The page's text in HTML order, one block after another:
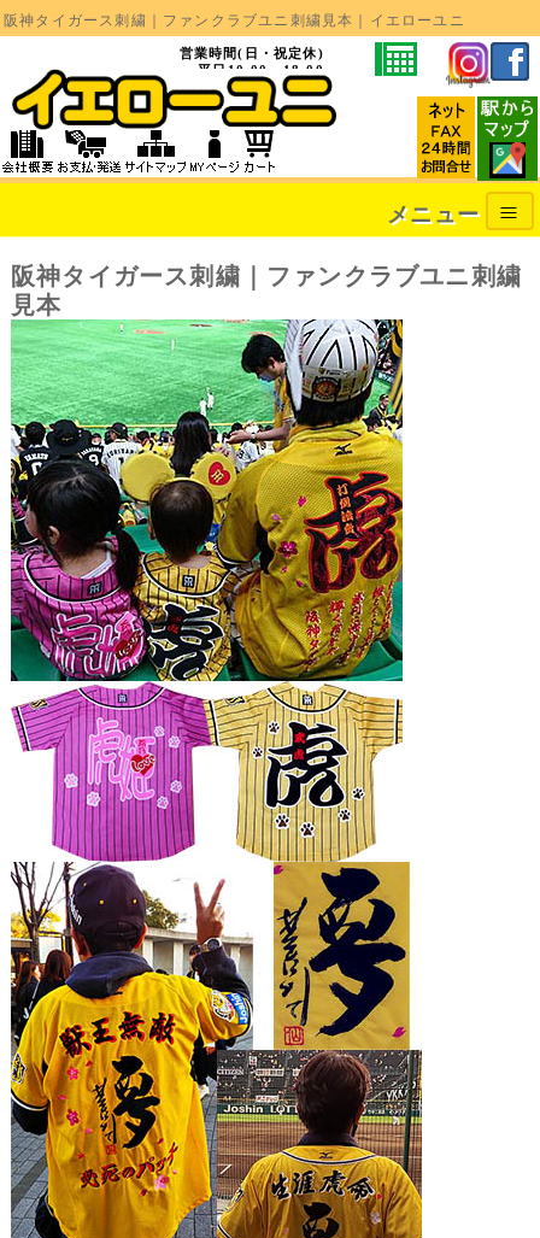
阪神タイガース刺繍｜ファンクラブユニ刺繍見本｜イエローユニ
営業時間(日・祝定休)
平日10:00～18:00
土曜10:00～16:00
メニュー
阪神タイガース刺繍・グッズ
阪神タイガース刺繍
阪神タイガース
ユニフォーム
還暦祝い・古希祝い刺繍
喜寿・傘寿・長寿祝い刺繍
コンサート刺繍
阪神タイガースグッズ
スパンコール刺繍
応援旗・応援幕
お客様のユニ自慢
プリントタオル刺繍
マスク・コロナ対策
マスク
フェイスシールド
オリジナル刺繍
家紋ネクタイふくさ
お祭り用品
注文方法・無料見積り
刺繍の見積り
お問合せ
刺繍書体見本
刺繍糸見本
商品の届くまで
お店のこと
会社概要・地図
阪神タイガース刺繍｜ファンクラブユニ刺繍
見本